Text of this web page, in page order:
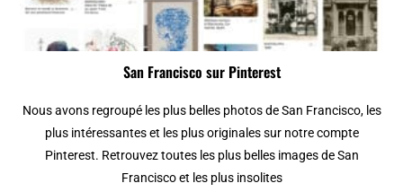
San Francisco sur Pinterest
Nous avons regroupé les plus belles photos de San Francisco, les
plus intéressantes et les plus originales sur notre compte
Pinterest. Retrouvez toutes les plus belles images de San
Francisco et les plus insolites